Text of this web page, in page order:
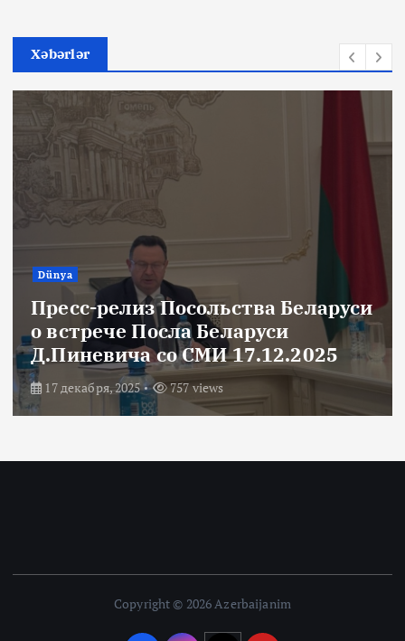
Xəbərlər
Dünya
Пресс-релиз Посольства Беларуси
о встрече Посла Беларуси
Д.Пиневича со СМИ 17.12.2025
17 декабря, 2025 757 views
Copyright © 2026 Azerbaijanim